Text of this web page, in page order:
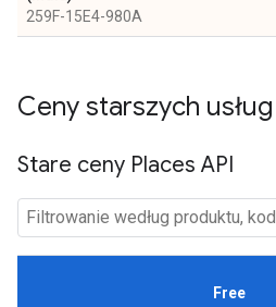
259F-15E4-980A
Ceny starszych usług
Stare ceny Places API
Free